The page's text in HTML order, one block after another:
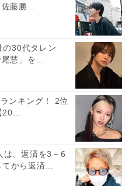
市）／50票
）」でした。「湖畔の
位置する絶景の道の駅。
藤勝...
の30代タレン
慧」を...
ンキング！ 2位
は、返済を3～6
から返済...